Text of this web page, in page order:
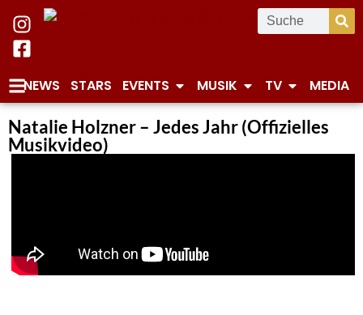
NEWS STARS EVENTS MUSIK TV MEDIA
Natalie Holzner – Jedes Jahr (Offizielles
Musikvideo)